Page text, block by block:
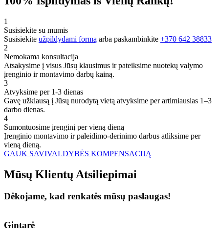
1
Susisiekite su mumis
Susisiekite užpildydami formą arba paskambinkite +370 642 38833
2
Nemokama konsultacija
Atsakysime į visus Jūsų klausimus ir pateiksime nuotekų valymo
įrenginio ir montavimo darbų kainą.
3
Atvyksime per 1-3 dienas
Gavę užklausą į Jūsų nurodytą vietą atvyksime per artimiausias 1–3
darbo dienas.
4
Sumontuosime įrenginį per vieną dieną
Įrenginio montavimo ir paleidimo-derinimo darbus atliksime per
vieną dieną.
GAUK SAVIVALDYBĖS KOMPENSACIJĄ
Mūsų Klientų Atsiliepimai
Dėkojame, kad renkatės mūsų paslaugas!
Gintarė